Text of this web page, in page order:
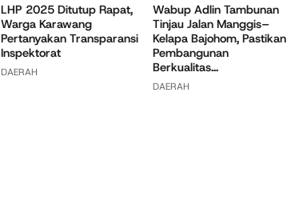
LHP 2025 Ditutup Rapat,
Warga Karawang
Pertanyakan Transparansi
Inspektorat
DAERAH
Wabup Adlin Tambunan
Tinjau Jalan Manggis–
Kelapa Bajohom, Pastikan
Pembangunan
Berkualitas...
DAERAH